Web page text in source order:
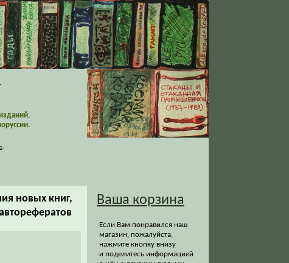
.
новых книг,
Ваша корзина
Если Вам понравился наш
магазин, пожалуйста,
нажмите кнопку внизу
и поделитесь информацией